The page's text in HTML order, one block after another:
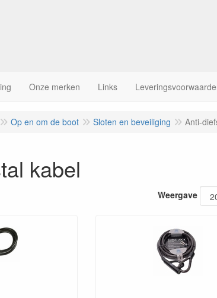
Onze merken Links
Op en om de boot Sloten en beveiliging Anti-
kabel
Weergave